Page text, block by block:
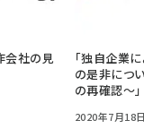
会社の見
「独自企業
の是非につ
の再確認～」
2020年7月18